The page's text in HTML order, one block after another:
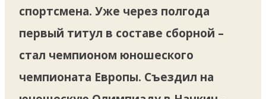
спортсмена. Уже через полгода
первый титул в составе сборной –
стал чемпионом юношеского
чемпионата Европы. Съездил на